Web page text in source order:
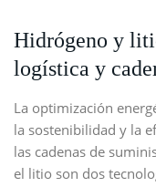
Hidrógeno y
logística y
La optimización
la sostenibilidad y la
las cadenas de
el litio son dos